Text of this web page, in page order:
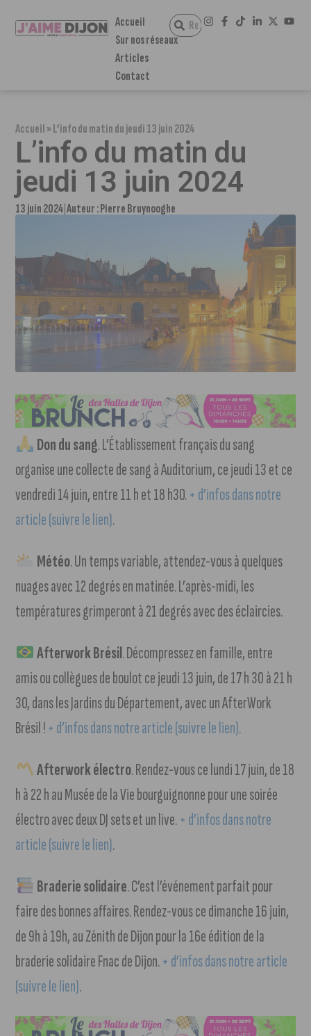
Accueil
Sur nos réseaux
Articles
Contact
Accueil»L’info du matin du jeudi 13 juin 2024
L’info du matin du
jeudi 13 juin 2024
13 juin 2024 Auteur :Pierre Bruynooghe
Don du sang. L’Établissement français du sang
organise une collecte de sang à Auditorium, ce jeudi 13 et ce
vendredi 14 juin, entre 11 h et 18 h30.+ d’infos dans notre
article (suivre le lien).
Météo. Un temps variable, attendez-vous à quelques
nuages avec 12 degrés en matinée. L’après-midi, les
températures grimperont à 21 degrés avec des éclaircies.
Afterwork Brésil. Décompressez en famille, entre
amis ou collègues de boulot ce jeudi 13 juin, de 17 h 30 à 21 h
30, dans les Jardins du Département, avec un AfterWork
Brésil !+ d’infos dans notre article (suivre le lien).
Afterwork électro. Rendez-vous ce lundi 17 juin, de 18
h à 22 h au Musée de la Vie bourguignonne pour une soirée
électro avec deux DJ sets et un live.+ d’infos dans notre
article (suivre le lien).
Braderie solidaire. C’est l’événement parfait pour
faire des bonnes affaires. Rendez-vous ce dimanche 16 juin,
de 9h à 19h, au Zénith de Dijon pour la 16e édition de la
braderie solidaire Fnac de Dijon.+ d’infos dans notre article
(suivre le lien).